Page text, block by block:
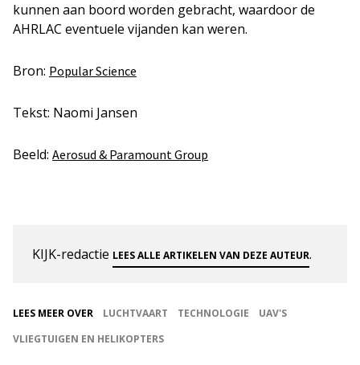
kunnen aan boord worden gebracht, waardoor de
AHRLAC eventuele vijanden kan weren.
Bron: Popular Science
Tekst: Naomi Jansen
Beeld: Aerosud & Paramount Group
KIJK-redactie LEES ALLE ARTIKELEN VAN DEZE AUTEUR.
LEES MEER OVER LUCHTVAART TECHNOLOGIE
UAV'S
VLIEGTUIGEN EN HELIKOPTERS